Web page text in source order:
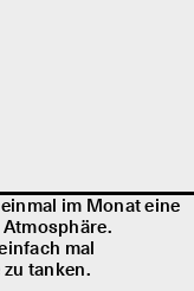
im Monat eine
mal
tanken.